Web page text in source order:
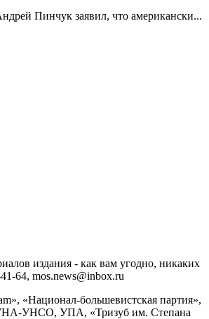
Пинчук заявил, что американски...
издания - как вам угодно, никаких
64, mos.news@inbox.ru
«Национал-большевистская партия»,
УНА-УНСО, УПА, «Тризуб им. Степана